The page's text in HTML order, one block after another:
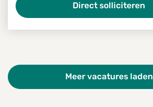
Direct solliciteren
Meer vacatures laden